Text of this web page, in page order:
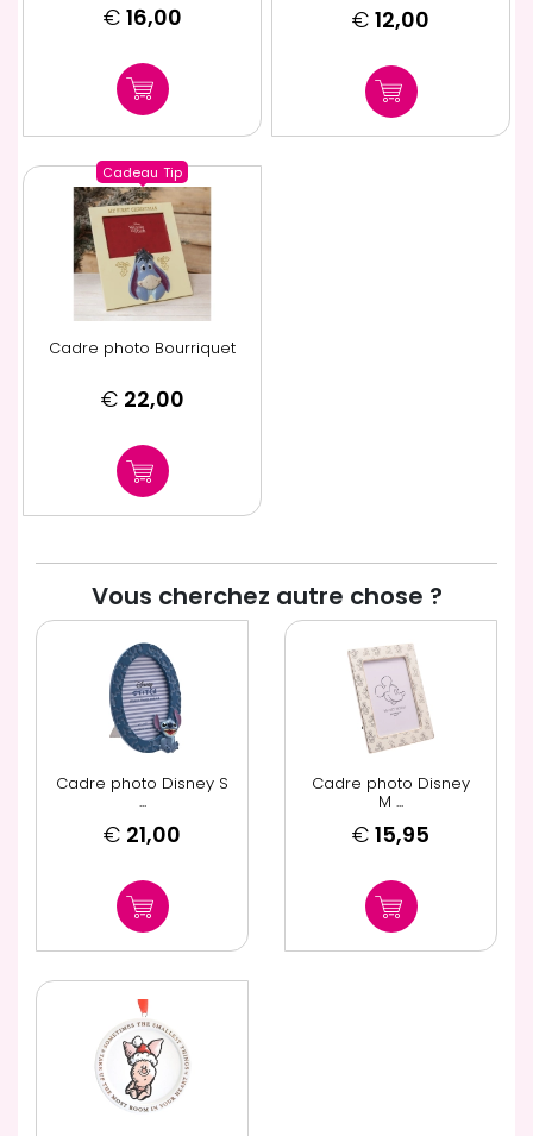
€ 16,00 € 12,00
Cadeau Tip
Cadre photo Bourriquet
€ 22,00
Vous cherchez autre chose ?
Cadre photo Disney S
...
€ 21,00
Cadre photo Disney
M ...
€ 15,95